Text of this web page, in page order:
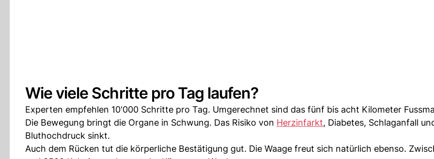
Wie viele Schritte pro Tag laufen?
Experten empfehlen 10'000 Schritte pro Tag. Umgerechnet sind das fünf bis acht Kilometer
Die Bewegung bringt die Organe in Schwung. Das Risiko von Herzinfarkt, Diabetes, Schlaganfall
Bluthochdruck sinkt.
Auch dem Rücken tut die körperliche Bestätigung gut. Die Waage freut sich natürlich ebenso.